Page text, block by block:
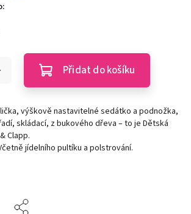
Přidat do košíku
výškově nastavitelné sedátko a podnožka,
skládací, z bukového dřeva – to je Dětská
Clapp.
jídelního pultíku a polstrování.